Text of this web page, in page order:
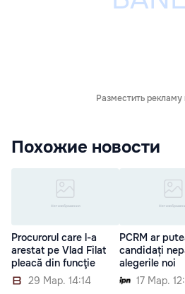
Разместить рекламу
Похожие новости
Procurorul care l-a
arestat pe Vlad Filat
pleacă din funcţie
29 Мар. 14:14
PCRM ar
candidați
alegerile noi
17 Мар.